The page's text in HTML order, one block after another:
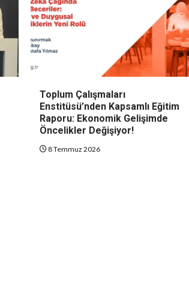
Toplum Çalışmaları
Enstitüsü’nden Kapsamlı Eğitim
Raporu: Ekonomik Gelişimde
Öncelikler Değişiyor!
8 Temmuz 2026